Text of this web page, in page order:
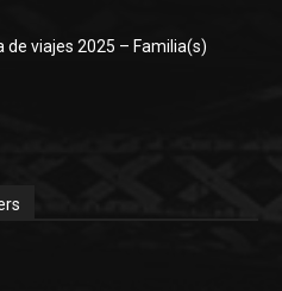
de viajes 2025 – Familia(s)